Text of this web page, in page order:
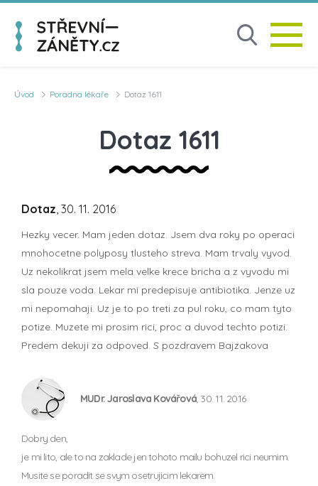
Úvod Poradna lékaře Dotaz 1611
Dotaz 1611
Dotaz, 30. 11. 2016
Hezky vecer. Mam jeden dotaz. Jsem dva roky po operaci
mnohocetne polyposy tlusteho streva. Mam trvaly vyvod.
Uz nekolikrat jsem mela velke krece bricha a z vyvodu mi
sla pouze voda. Lekar mi predepisuje antibiotika. Jenze uz
mi nepomahaji. Uz je to po treti za pul roku, co mam tyto
potize. Muzete mi prosim rici, proc a duvod techto potizi.
Predem dekuji za odpoved. S pozdravem Bajzakova
MUDr. Jaroslava Kovářová, 30. 11. 2016
Dobry den,
je mi lito, ale to na zaklade jen tohoto mailu bohuzel rici neumim.
Musite se poradit se svym osetrujicim lekarem.